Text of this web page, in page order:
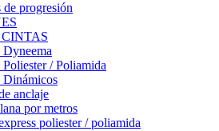
de progresión
/ Poliamida
anclaje
por metros
poliester / poliamida